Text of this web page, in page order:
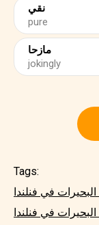
نقي
pure
مازحا
jokingly
Tags: